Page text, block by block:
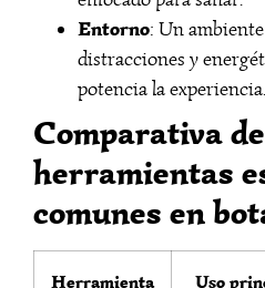
Entorno: Un
distracciones y
potencia la experiencia.
Comparativa de
herramientas
comunes en
Herramienta Uso